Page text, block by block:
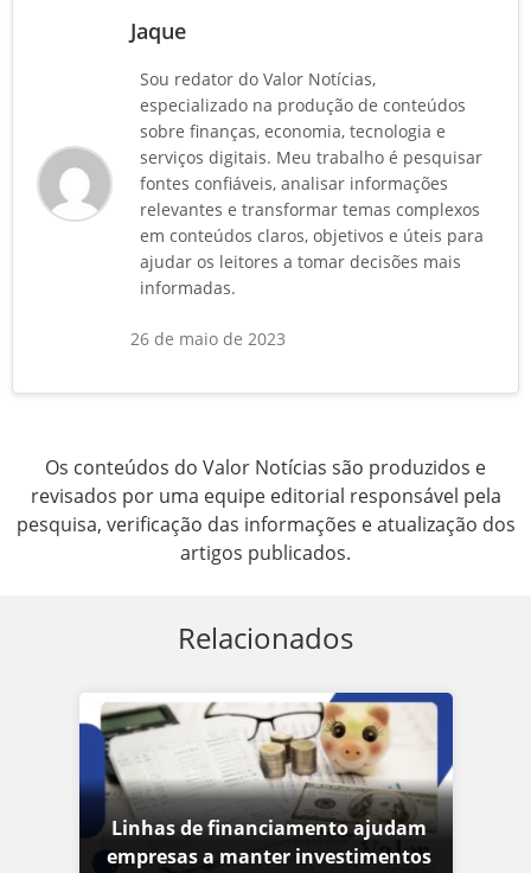
Jaque
Sou redator do Valor Notícias,
especializado na produção de conteúdos
sobre finanças, economia, tecnologia e
serviços digitais. Meu trabalho é pesquisar
fontes confiáveis, analisar informações
relevantes e transformar temas complexos
em conteúdos claros, objetivos e úteis para
ajudar os leitores a tomar decisões mais
informadas.
26 de maio de 2023
Os conteúdos do Valor Notícias são produzidos e
revisados por uma equipe editorial responsável pela
pesquisa, verificação das informações e atualização dos
artigos publicados.
Relacionados
Linhas de financiamento ajudam
empresas a manter investimentos